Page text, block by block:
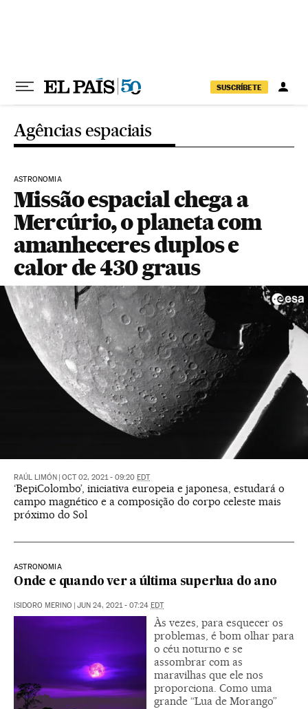
SUSCRÍBETE
Agências espaciais
ASTRONOMIA
Missão espacial chega a
Mercúrio, o planeta com
amanheceres duplos e
calor de 430 graus
RAÚL LIMÓN OCT 02, 2021 - 09:20 EDT
‘BepiColombo’, iniciativa europeia e japonesa, estudará o
campo magnético e a composição do corpo celeste mais
próximo do Sol
ASTRONOMIA
Onde e quando ver a última superlua do ano
ISIDORO MERINO JUN 24, 2021 - 07:24 EDT
Às vezes, para esquecer os
problemas, é bom olhar para
o céu noturno e se
assombrar com as
maravilhas que ele nos
proporciona. Como uma
grande “Lua de Morango”